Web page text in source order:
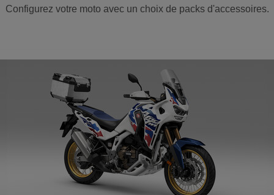
Configurez votre moto avec un choix de packs d'accessoires.